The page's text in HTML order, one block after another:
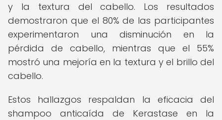
y la textura del cabello. Los resultados
demostraron que el 80% de las participantes
experimentaron una disminución en la
pérdida de cabello, mientras que el 55%
mostró una mejoría en la textura y el brillo del
cabello.
Estos hallazgos respaldan la eficacia del
shampoo anticaída de Kerastase en la